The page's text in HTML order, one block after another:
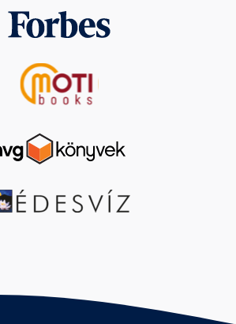
00:08:36
00:02:45
00:03:08